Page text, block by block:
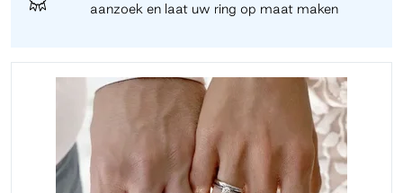
aanzoek en laat uw ring op maat maken